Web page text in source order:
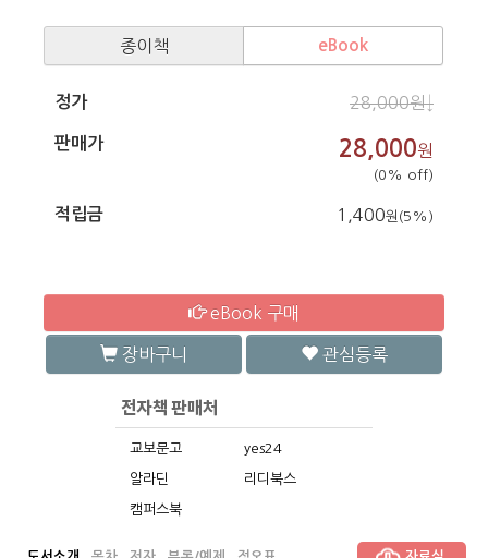
종이책 eBook
정가 28,000원↓
판매가 28,000원
(0% off)
적립금 1,400원(5%)
eBook 구매
장바구니 관심등록
교보문고 yes24
알라딘 리디북스
캠퍼스북